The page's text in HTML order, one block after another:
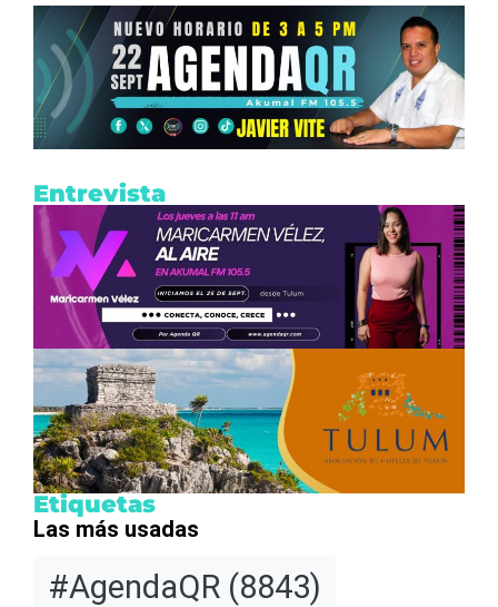
Entrevista
Etiquetas
Las más usadas
#AgendaQR (8843)